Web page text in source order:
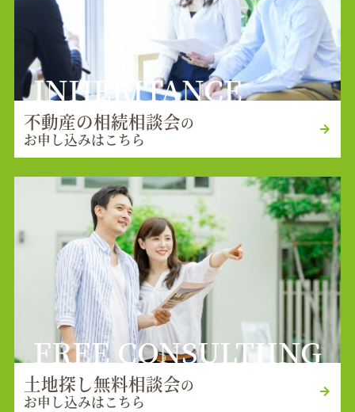
INHERITANCE
不動産の相続相談会の
お申し込みはこちら
FREE CONSULTIING
土地探し無料相談会の
お申し込みはこちら